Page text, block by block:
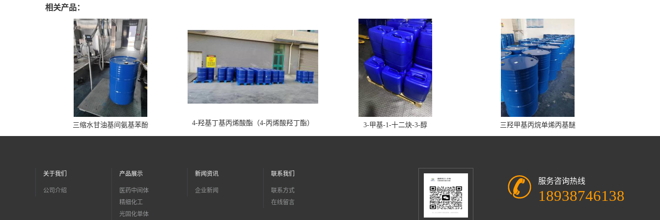
相关产品：
三缩水甘油基间氨基苯酚 4-羟基丁基丙烯酸酯（4-丙烯酸羟丁酯） 3-甲基-1-十二炔-3-醇 三羟甲基丙烷单烯丙基醚
关于我们
公司介绍
产品展示
医药中间体
精细化工
光固化单体
新闻资讯
企业新闻
联系我们
联系方式
在线留言
服务咨询热线
18938746138